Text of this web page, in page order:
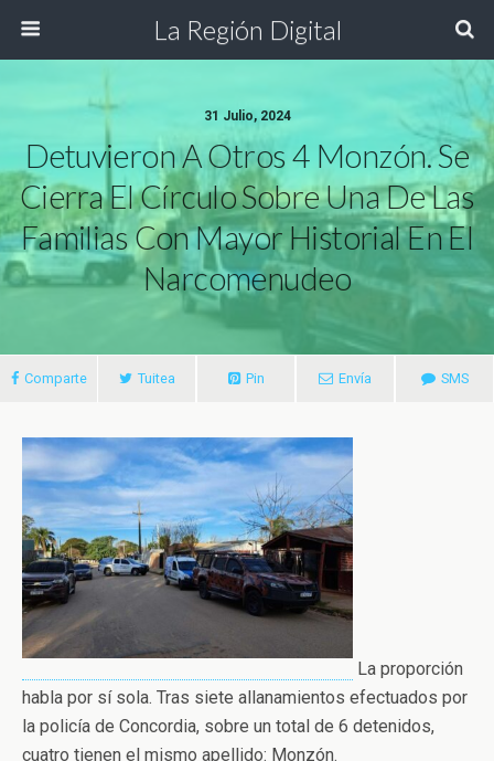
La Región Digital
31 Julio, 2024
Detuvieron A Otros 4 Monzón. Se
Cierra El Círculo Sobre Una De Las
Familias Con Mayor Historial En El
Narcomenudeo
Comparte Tuitea Pin Envía SMS
La proporción
habla por sí sola. Tras siete allanamientos efectuados por
la policía de Concordia, sobre un total de 6 detenidos,
cuatro tienen el mismo apellido: Monzón.